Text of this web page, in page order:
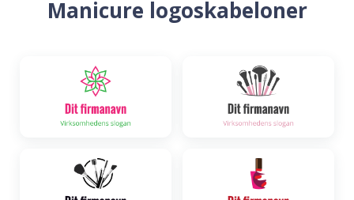
Manicure logoskabeloner